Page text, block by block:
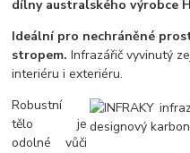
dílny australského výrobce
Ideální pro nechráněné
stropem. Infrazářič vyvinutý
interiéru i exteriéru.
Robustní
tělo je
odolné vůči